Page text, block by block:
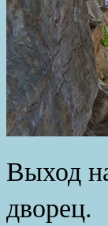
Выход
дворец.